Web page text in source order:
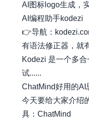
AI图标logo生成，
AI编程助手kodezi
👉导航：
有语法修正器，就
Kodezi 是一个多
试......
ChatMind好用的AI
今天要给大家介绍
具：ChatMind